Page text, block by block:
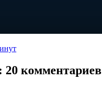
: 20 комментариев